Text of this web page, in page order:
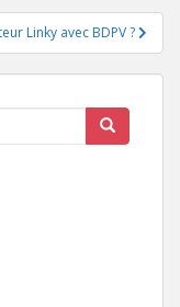
Linky avec BDPV ?